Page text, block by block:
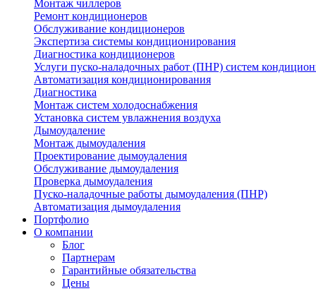
Монтаж чиллеров
Ремонт кондиционеров
Обслуживание кондиционеров
Экспертиза системы кондиционирования
Диагностика кондиционеров
Услуги пуско-наладочных работ (ПНР) систем
Автоматизация кондиционирования
Диагностика
Монтаж систем холодоснабжения
Установка систем увлажнения воздуха
Дымоудаление
Монтаж дымоудаления
Проектирование дымоудаления
Обслуживание дымоудаления
Проверка дымоудаления
Пуско-наладочные работы дымоудаления (ПНР)
Автоматизация дымоудаления
Портфолио
О компании
Блог
Партнерам
Гарантийные обязательства
Цены